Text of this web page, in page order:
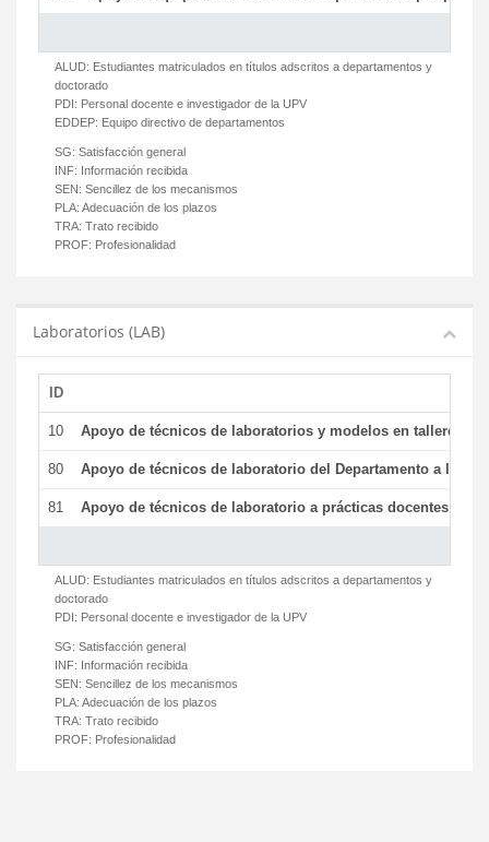
ALUD: Estudiantes matriculados en títulos adscritos a departamentos y
doctorado
PDI: Personal docente e investigador de la UPV
EDDEP: Equipo directivo de departamentos
SG: Satisfacción general
INF: Información recibida
SEN: Sencillez de los mecanismos
PLA: Adecuación de los plazos
TRA: Trato recibido
PROF: Profesionalidad
Laboratorios (LAB)
ID
10 Apoyo de técnicos de laboratorios y modelos en talleres/
80 Apoyo de técnicos de laboratorio del Departamento a la
81 Apoyo de técnicos de laboratorio a prácticas docentes y
ALUD: Estudiantes matriculados en títulos adscritos a departamentos y
doctorado
PDI: Personal docente e investigador de la UPV
SG: Satisfacción general
INF: Información recibida
SEN: Sencillez de los mecanismos
PLA: Adecuación de los plazos
TRA: Trato recibido
PROF: Profesionalidad